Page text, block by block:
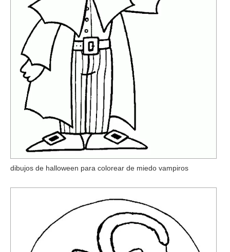
dibujos de halloween para colorear de miedo vampiros